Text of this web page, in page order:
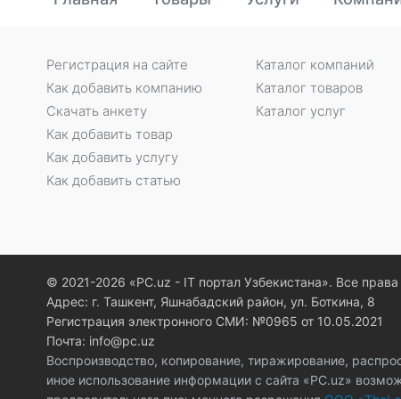
Регистрация на сайте
Как добавить компанию
Скачать анкету
Как добавить товар
Как добавить услугу
Как добавить статью
Каталог компаний
Каталог товаров
Каталог услуг
© 2021-2026 «PC.uz - IT портал Узбекистана». Все
Адрес: г. Ташкент, Яшнабадский район, ул. Боткина, 8
Регистрация электронного СМИ: №0965 от 10.05.2021
Почта: info@pc.uz
Воспроизводство, копирование, тиражирование,
иное использование информации с сайта «PC.uz»